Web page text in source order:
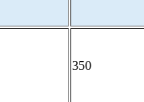
350